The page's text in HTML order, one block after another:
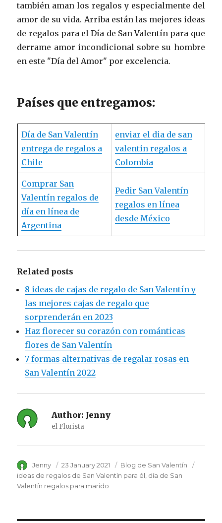
también aman los regalos y especialmente del
amor de su vida. Arriba están las mejores ideas
de regalos para el Día de San Valentín para que
derrame amor incondicional sobre su hombre
en este "Día del Amor" por excelencia.
Países que entregamos:
Día de San Valentín
entrega de regalos a
Chile
enviar el dia de san
valentin regalos a
Colombia
Comprar San
Valentín regalos de
día en línea de
Argentina
Pedir San Valentín
regalos en línea
desde México
Related posts
8 ideas de cajas de regalo de San Valentín y
las mejores cajas de regalo que
sorprenderán en 2023
Haz florecer su corazón con románticas
flores de San Valentín
7 formas alternativas de regalar rosas en
San Valentín 2022
Author: Jenny
el Florista
Author
Jenny
Posted
on
23 January 2021 Category
Blog de San Valentín
ideas de regalos de San Valentín para él día de San
Valentín regalos para marido